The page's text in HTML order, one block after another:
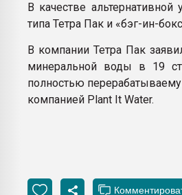
В качестве
типа Тетра Пак и «бэг-ин-
В компании Тетра Пак
минеральной воды в 19
полностью
компанией Plant It Water.